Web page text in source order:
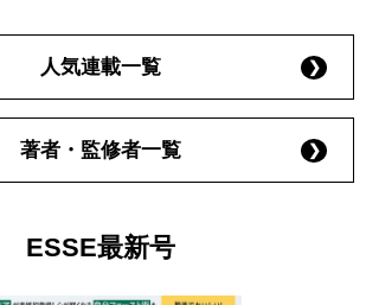
人気連載一覧
著者・監修者一覧
ESSE最新号